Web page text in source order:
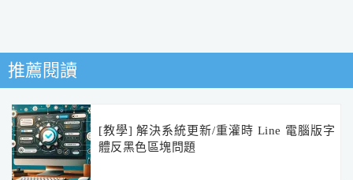
推薦閱讀
[教學] 解決系統更新/重灌時 Line 電腦版字
體反黑色區塊問題